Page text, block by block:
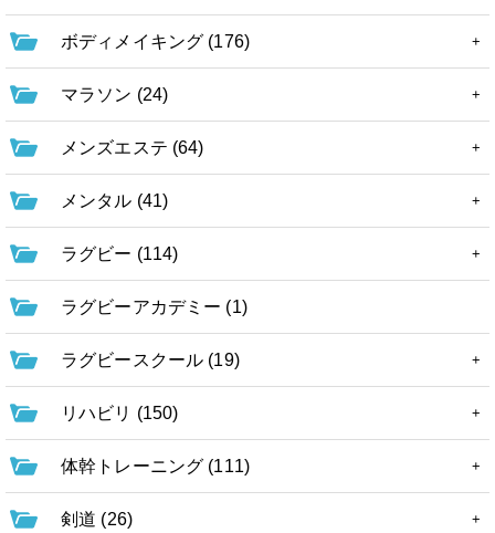
ボディメイキング (176)
マラソン (24)
メンズエステ (64)
メンタル (41)
ラグビー (114)
ラグビーアカデミー (1)
ラグビースクール (19)
リハビリ (150)
体幹トレーニング (111)
剣道 (26)